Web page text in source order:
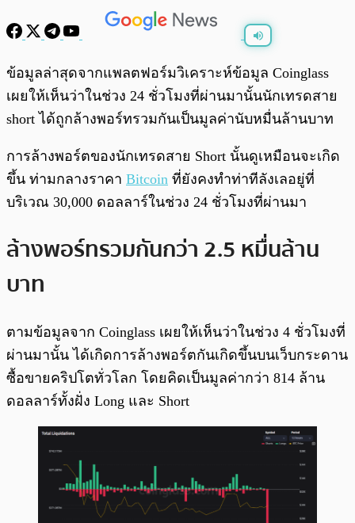
พร้อมเล่น
ข้อมูลล่าสุดจากแพลตฟอร์มวิเคราะห์ข้อมูล Coinglass
เผยให้เห็นว่าในช่วง 24 ชั่วโมงที่ผ่านมานั้นนักเทรดสาย
short ได้ถูกล้างพอร์ทรวมกันเป็นมูลค่านับหมื่นล้านบาท
การล้างพอร์ตของนักเทรดสาย Short นั้นดูเหมือนจะเกิด
ขึ้น ท่ามกลางราคา Bitcoin ที่ยังคงทำท่าทีลังเลอยู่ที่
บริเวณ 30,000 ดอลลาร์ในช่วง 24 ชั่วโมงที่ผ่านมา
ล้างพอร์ทรวมกันกว่า 2.5 หมื่นล้าน
บาท
ตามข้อมูลจาก Coinglass เผยให้เห็นว่าในช่วง 4 ชั่วโมงที่
ผ่านมานั้น ได้เกิดการล้างพอร์ตกันเกิดขึ้นบนเว็บกระดาน
ซื้อขายคริปโตทั่วโลก โดยคิดเป็นมูลค่ากว่า 814 ล้าน
ดอลลาร์ทั้งฝั่ง Long และ Short